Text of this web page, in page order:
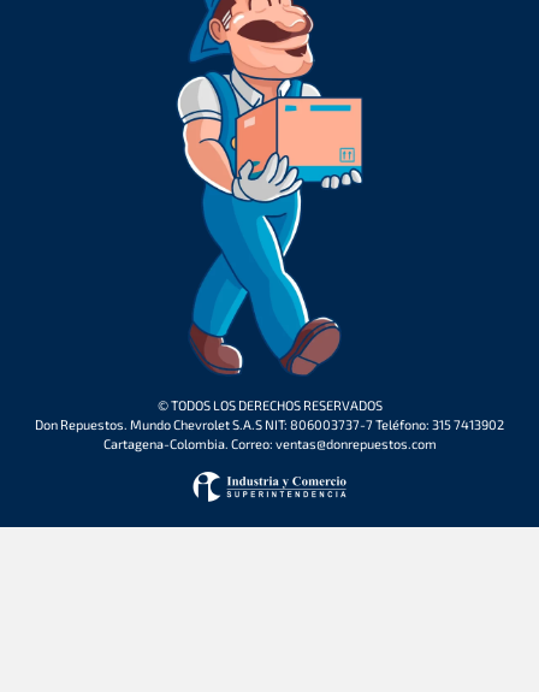
© TODOS LOS DERECHOS RESERVADOS
Don Repuestos. Mundo Chevrolet S.A.S NIT: 806003737-7 Teléfono: 315 7413902
Cartagena-Colombia. Correo: ventas@donrepuestos.com